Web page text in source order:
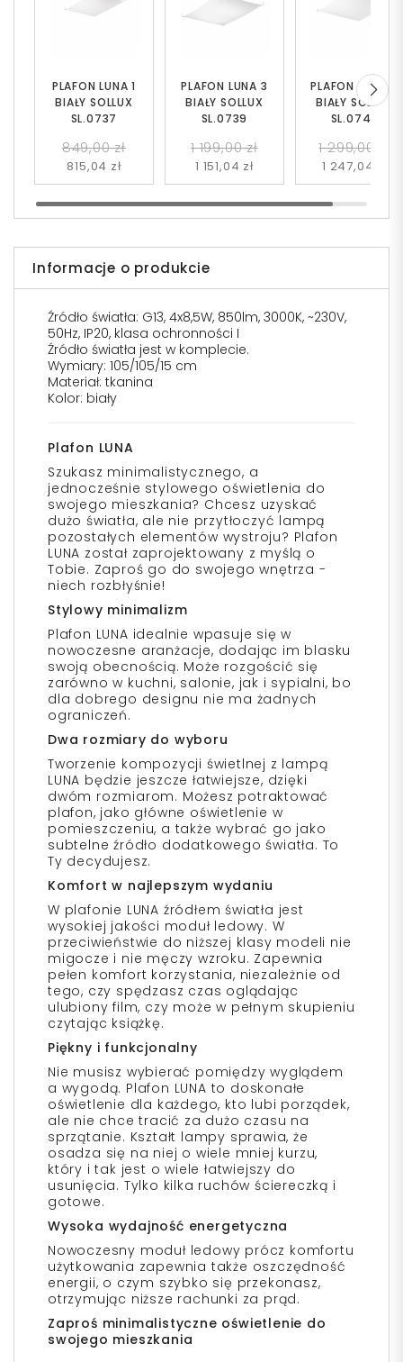
PLAFON LUNA 1
BIAŁY SOLLUX
SL.0737
849,00 zł
815,04 zł
PLAFON LUNA 3
BIAŁY SOLLUX
SL.0739
1 199,00 zł
1 151,04 zł
PLAFON LUNA 4
BIAŁY SOLLUX
SL.0740
1 299,00 zł
1 247,04 zł
Informacje o produkcie
Źródło światła: G13, 4x8,5W, 850lm, 3000K, ~230V,
50Hz, IP20, klasa ochronności I
Źródło światła jest w komplecie.
Wymiary: 105/105/15 cm
Materiał: tkanina
Kolor: biały
Plafon LUNA
Szukasz minimalistycznego, a
jednocześnie stylowego oświetlenia do
swojego mieszkania? Chcesz uzyskać
dużo światła, ale nie przytłoczyć lampą
pozostałych elementów wystroju? Plafon
LUNA został zaprojektowany z myślą o
Tobie. Zaproś go do swojego wnętrza -
niech rozbłyśnie!
Stylowy minimalizm
Plafon LUNA idealnie wpasuje się w
nowoczesne aranżacje, dodając im blasku
swoją obecnością. Może rozgościć się
zarówno w kuchni, salonie, jak i sypialni, bo
dla dobrego designu nie ma żadnych
ograniczeń.
Dwa rozmiary do wyboru
Tworzenie kompozycji świetlnej z lampą
LUNA będzie jeszcze łatwiejsze, dzięki
dwóm rozmiarom. Możesz potraktować
plafon, jako główne oświetlenie w
pomieszczeniu, a także wybrać go jako
subtelne źródło dodatkowego światła. To
Ty decydujesz.
Komfort w najlepszym wydaniu
W plafonie LUNA źródłem światła jest
wysokiej jakości moduł ledowy. W
przeciwieństwie do niższej klasy modeli nie
migocze i nie męczy wzroku. Zapewnia
pełen komfort korzystania, niezależnie od
tego, czy spędzasz czas oglądając
ulubiony film, czy może w pełnym skupieniu
czytając książkę.
Piękny i funkcjonalny
Nie musisz wybierać pomiędzy wyglądem
a wygodą. Plafon LUNA to doskonałe
oświetlenie dla każdego, kto lubi porządek,
ale nie chce tracić za dużo czasu na
sprzątanie. Kształt lampy sprawia, że
osadza się na niej o wiele mniej kurzu,
który i tak jest o wiele łatwiejszy do
usunięcia. Tylko kilka ruchów ściereczką i
gotowe.
Wysoka wydajność energetyczna
Nowoczesny moduł ledowy prócz komfortu
użytkowania zapewnia także oszczędność
energii, o czym szybko się przekonasz,
otrzymując niższe rachunki za prąd.
Zaproś minimalistyczne oświetlenie do
swojego mieszkania